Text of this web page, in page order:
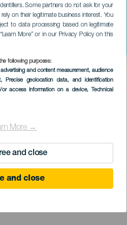
Some partners do not ask for your
on their legitimate business interest. You
to data processing based on legitimate
More” or in our Privacy Policy on this
following purposes:
and content measurement, audience
, Precise geolocation data, and identification
or access information on a device, Technical
More →
and close
and close
Day